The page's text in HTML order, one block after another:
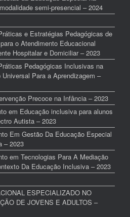
semi-presencial – 2024
e Estratégias Pedagógicas de
o Atendimento Educacional
Hospitalar e Domiciliar – 2023
Pedagógicas Inclusivas na
Para a Aprendizagem –
Precoce na Infância – 2023
em Educação inclusiva para alunos
Autista – 2023
Em Gestão Da Educação Especial
– 2023
em Tecnologias Para A Mediação
Da Educação Inclusiva – 2023
ESPECIALIZADO NO
DE JOVENS E ADULTOS –